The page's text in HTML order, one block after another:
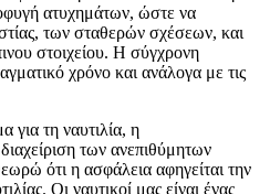
ατυχημάτων, ώστε να
των σταθερών σχέσεων, και
στοιχείου. Η σύγχρονη
χρόνο και ανάλογα με τις
για τη ναυτιλία, η
των ανεπιθύμητων
ότι η ασφάλεια αφηγείται την
Οι ναυτικοί μας είναι ένας